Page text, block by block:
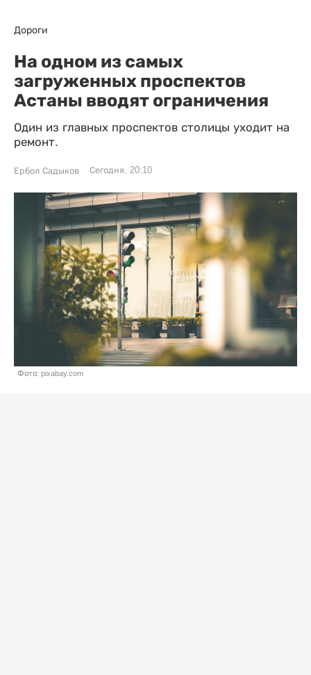
Дороги
На одном из самых
загруженных проспектов
Астаны вводят ограничения
Один из главных проспектов столицы уходит на
ремонт.
Ербол Садыков Сегодня, 20:10
Фото: pixabay.com